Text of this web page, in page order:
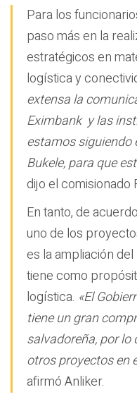
Para los
paso más en la
estratégicos en
logística y
extensa la
Eximbank y las
estamos siguiendo
Bukele, para que
dijo el comisionado
En tanto, de
uno de los
es la ampliación
tiene como
logística. «El
tiene un gran
salvadoreña, por lo
otros proyectos en
afirmó Anliker.